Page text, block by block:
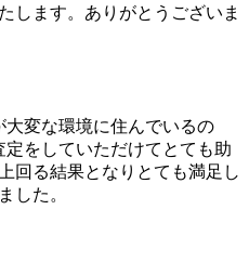
します。ありがとうございま
大変な環境に住んでいるの
をしていただけてとても助
回る結果となりとても満足し
した。